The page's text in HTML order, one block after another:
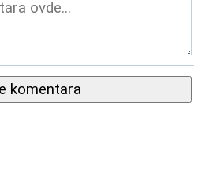
komentara